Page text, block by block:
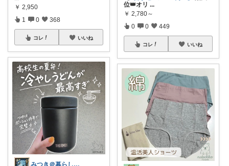
￥ 2,950
1 0 368
コレ いいね
位👑オリ ...
￥ 2,780～
0 0 449
コレ いいね